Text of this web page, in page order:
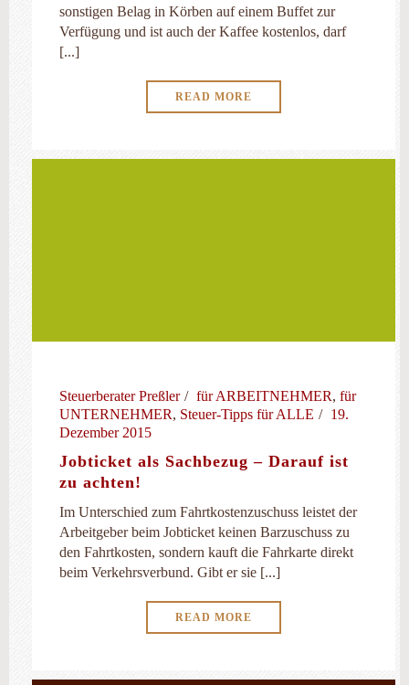
sonstigen Belag in Körben auf einem Buffet zur
Verfügung und ist auch der Kaffee kostenlos, darf
[...]
READ MORE
Steuerberater Preßler für ARBEITNEHMER, für
UNTERNEHMER, Steuer-Tipps für ALLE
19.
Dezember 2015
Jobticket als Sachbezug – Darauf ist
zu achten!
Im Unterschied zum Fahrtkostenzuschuss leistet der
Arbeitgeber beim Jobticket keinen Barzuschuss zu
den Fahrtkosten, sondern kauft die Fahrkarte direkt
beim Verkehrsverbund. Gibt er sie [...]
READ MORE